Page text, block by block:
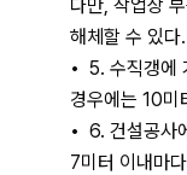
다만, 작업상
해체할 수 있다.
5. 수직갱에
경우에는 10미
6. 건설공사
7미터 이내마